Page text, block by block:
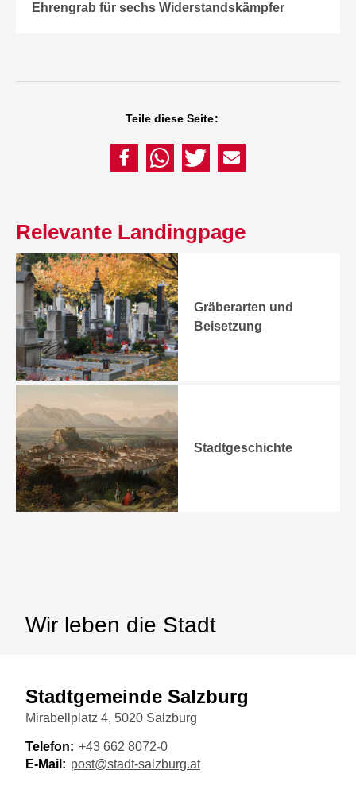
Ehrengrab für sechs Widerstandskämpfer
Teile diese Seite:
Relevante Landingpage
Gräberarten und
Beisetzung
Stadtgeschichte
Wir leben die Stadt
Stadtgemeinde Salzburg
Mirabellplatz 4, 5020 Salzburg
Telefon: +43 662 8072-0
E-Mail: post@stadt-salzburg.at